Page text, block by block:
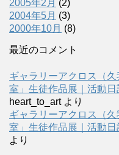
2005年2月 (2)
2004年5月 (3)
2000年10月 (8)
最近のコメント
ギャラリーアクロス（
室」生徒作品展｜活動
heart_to_artより
ギャラリーアクロス（
室」生徒作品展｜活動
より